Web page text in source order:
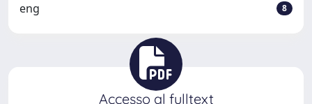
eng 8
Accesso al fulltext